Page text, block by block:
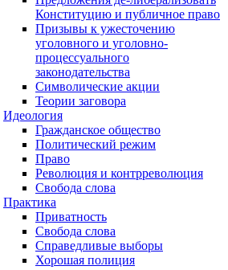
Конституцию и публичное право
Призывы к ужесточению
уголовного и уголовно-
процессуального
законодательства
Символические акции
Теории заговора
Идеология
Гражданское общество
Политический режим
Право
Революция и контрреволюция
Свобода слова
Практика
Приватность
Свобода слова
Справедливые выборы
Хорошая полиция